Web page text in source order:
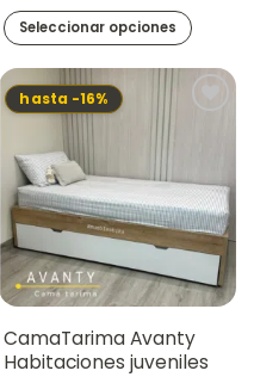
Seleccionar opciones
producto
tiene
múltiples
variantes.
Las
opciones
se
pueden
elegir
en
la
página
hasta -16%
CamaTarima Avanty
Habitaciones juveniles